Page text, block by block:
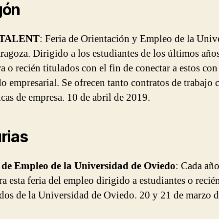
: Feria de Orientación y Empleo de la
Dirigido a los estudiantes de los últimos
o recién titulados con el fin de conectar a estos
empresarial. Se ofrecen tanto contratos de trabajo
de empresa. 10 de abril de 2019.
Empleo de la Universidad de Oviedo: Cada
esta feria del empleo dirigido a estudiantes o
de la Universidad de Oviedo. 20 y 21 de marzo